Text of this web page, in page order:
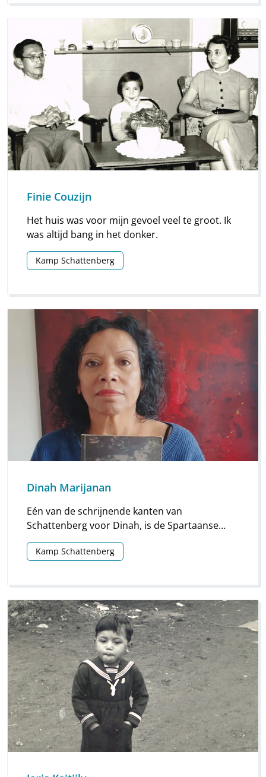
Finie Couzijn
Het huis was voor mijn gevoel veel te groot. Ik
was altijd bang in het donker.
Kamp Schattenberg
Dinah Marijanan
Eén van de schrijnende kanten van
Schattenberg voor Dinah, is de Spartaanse
opvoeding die veel kinderen kregen.
Kamp Schattenberg